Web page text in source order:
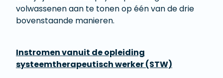
volwassenen aan te tonen op één van de drie
bovenstaande manieren.
Instromen vanuit de opleiding
systeemtherapeutisch werker (STW)